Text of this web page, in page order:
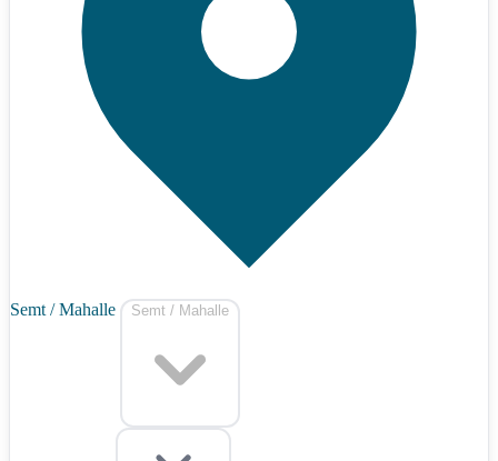
Semt / Mahalle Semt / Mahalle